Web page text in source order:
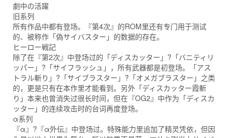
劇中の活躍
旧系列
所有作品中都有登场。『第4次』的ROM里还有专门用于测试
的、被称作「偽サイバスター」的数据的存在。
ヒーロー戦記
除了在『第2次』中登场过的「ディスカッター」?「バニティリ
ッパー」?「サイフラッシュ」，所有武器都是初登场。「アス
トラル斬り」?「サイブラスター」?「オメガブラスター」之类
的，更是只有在本作里才能看到。另外「ディスカッター霞斬
り」本来也曾消失过很长时间，但在『OG2』中作为「ディスカ
ッター」的连续攻击时的台词再度登场。
α系列
『α』?『α外伝』中登场过。特殊能力里追加了精灵凭依，但因